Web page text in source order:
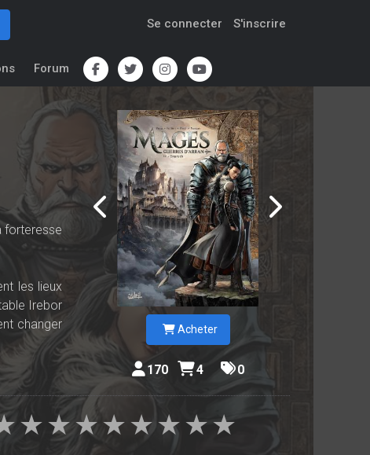
Se connecter S'inscrire
Forum
forteresse
les lieux
Irebor
changer
Acheter
170 4 0
★
★
★
★
★
★
★
★